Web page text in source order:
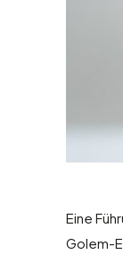
Eine
Golem-